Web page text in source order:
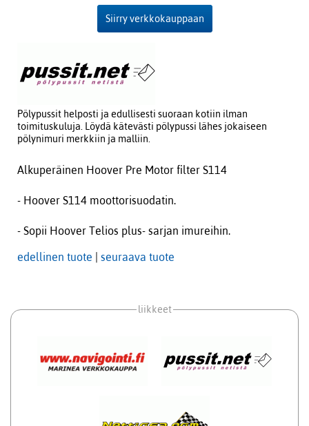
Siirry verkkokauppaan
Pölypussit helposti ja edullisesti suoraan kotiin ilman
toimituskuluja. Löydä kätevästi pölypussi lähes jokaiseen
pölynimuri merkkiin ja malliin.
Alkuperäinen Hoover Pre Motor filter S114
- Hoover S114 moottorisuodatin.
- Sopii Hoover Telios plus- sarjan imureihin.
edellinen tuote seuraava tuote
liikkeet